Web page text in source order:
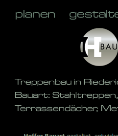
Treppenbau in
Bauart:
Terrassendächer,